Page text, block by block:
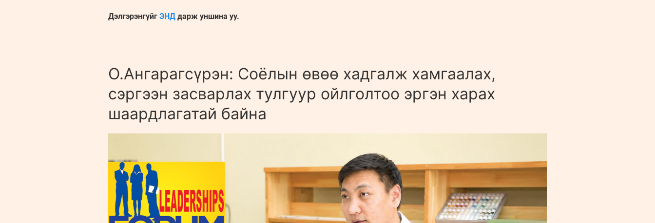
Дэлгэрэнгүйг ЭНД дарж уншина уу.
О.Ангарагсүрэн: Соёлын өвөө хадгалж хамгаалах,
сэргээн засварлах тулгуур ойлголтоо эргэн харах
шаардлагатай байна